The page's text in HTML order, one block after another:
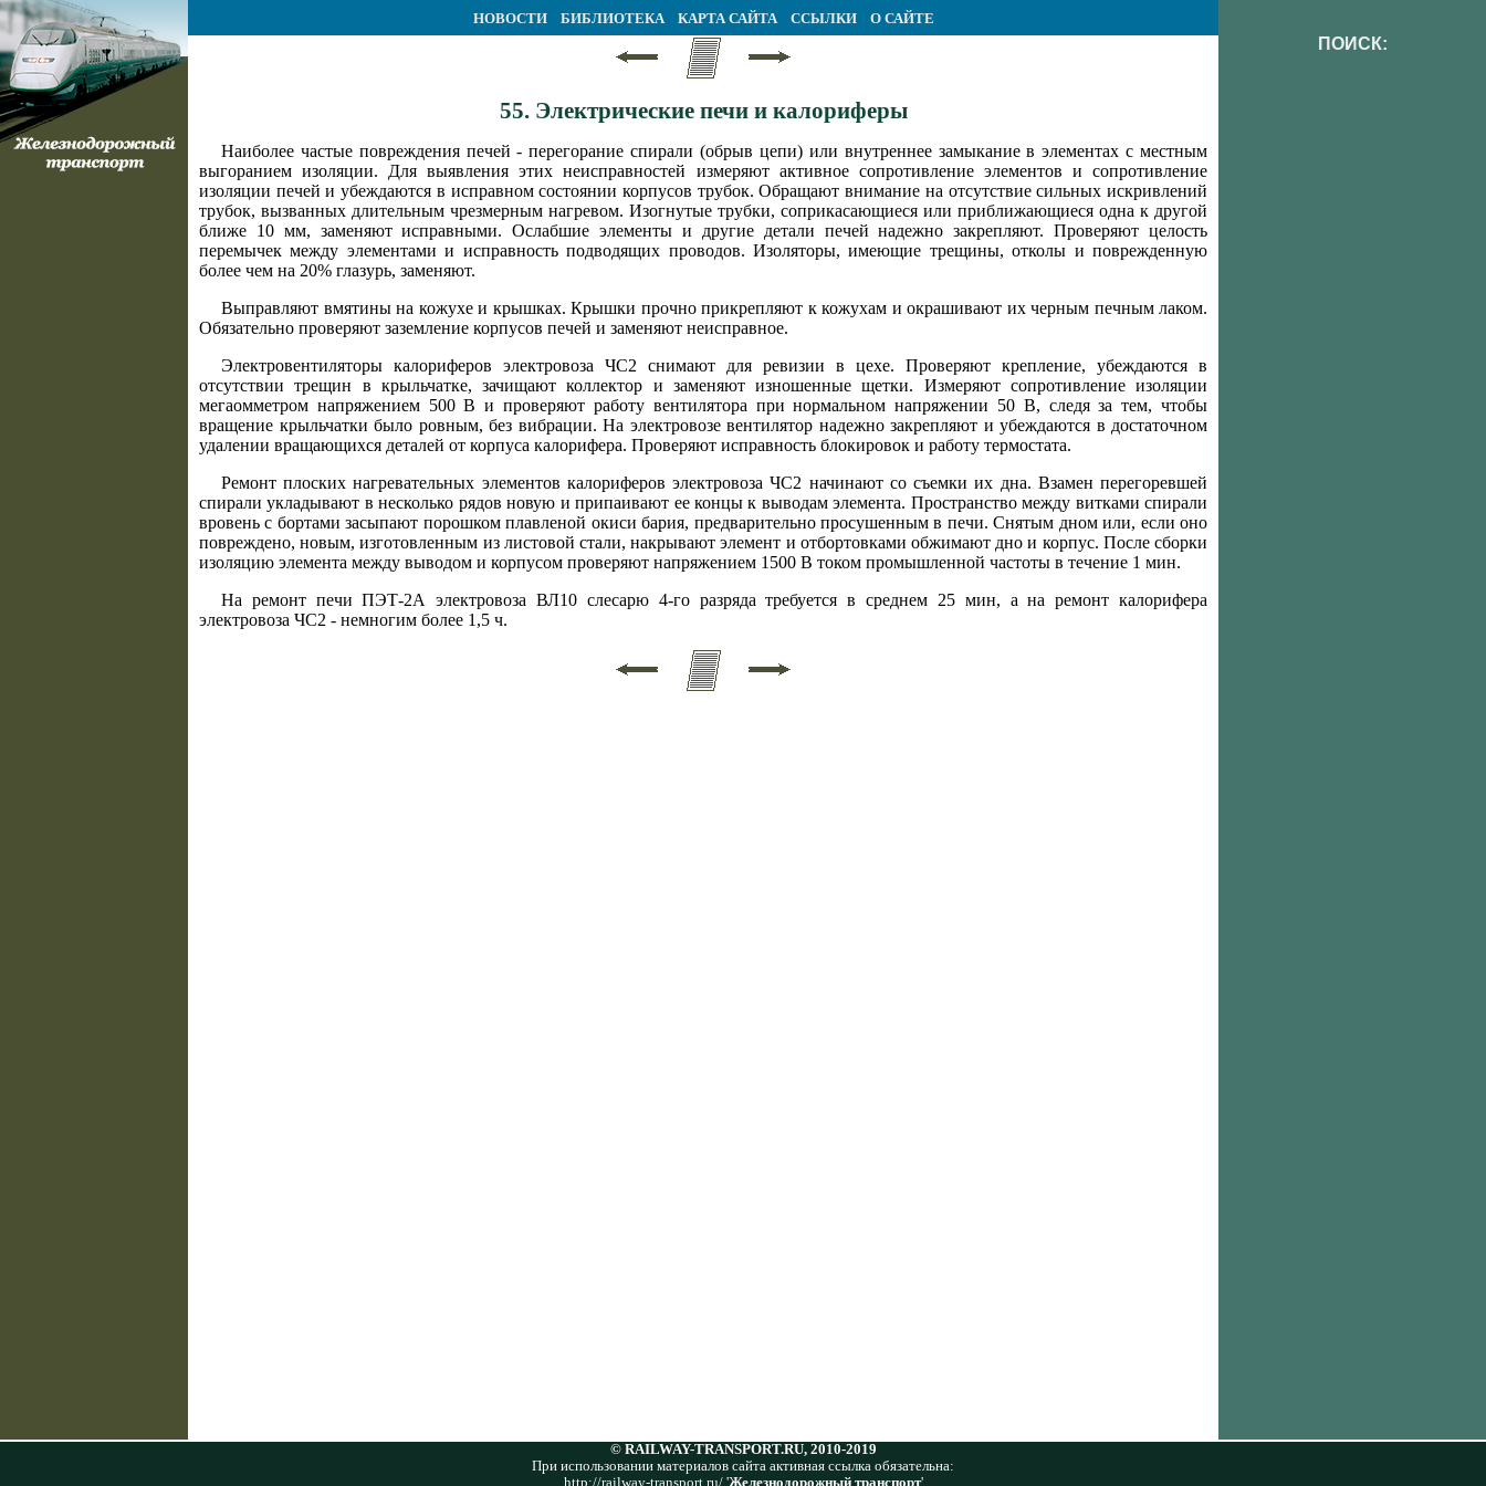
НОВОСТИ БИБЛИОТЕКА КАРТА САЙТА ССЫЛКИ О САЙТЕ
55. Электрические печи и калориферы
Наиболее частые повреждения печей - перегорание спирали (обрыв цепи) или внутреннее замыкание в элементах с местным
выгоранием изоляции. Для выявления этих неисправностей измеряют активное сопротивление элементов и сопротивление
изоляции печей и убеждаются в исправном состоянии корпусов трубок. Обращают внимание на отсутствие сильных искривлений
трубок, вызванных длительным чрезмерным нагревом. Изогнутые трубки, соприкасающиеся или приближающиеся одна к другой
ближе 10 мм, заменяют исправными. Ослабшие элементы и другие детали печей надежно закрепляют. Проверяют целость
перемычек между элементами и исправность подводящих проводов. Изоляторы, имеющие трещины, отколы и поврежденную
более чем на 20% глазурь, заменяют.
Выправляют вмятины на кожухе и крышках. Крышки прочно прикрепляют к кожухам и окрашивают их черным печным лаком.
Обязательно проверяют заземление корпусов печей и заменяют неисправное.
Электровентиляторы калориферов электровоза ЧС2 снимают для ревизии в цехе. Проверяют крепление, убеждаются в
отсутствии трещин в крыльчатке, зачищают коллектор и заменяют изношенные щетки. Измеряют сопротивление изоляции
мегаомметром напряжением 500 В и проверяют работу вентилятора при нормальном напряжении 50 В, следя за тем, чтобы
вращение крыльчатки было ровным, без вибрации. На электровозе вентилятор надежно закрепляют и убеждаются в достаточном
удалении вращающихся деталей от корпуса калорифера. Проверяют исправность блокировок и работу термостата.
Ремонт плоских нагревательных элементов калориферов электровоза ЧС2 начинают со съемки их дна. Взамен перегоревшей
спирали укладывают в несколько рядов новую и припаивают ее концы к выводам элемента. Пространство между витками спирали
вровень с бортами засыпают порошком плавленой окиси бария, предварительно просушенным в печи. Снятым дном или, если оно
повреждено, новым, изготовленным из листовой стали, накрывают элемент и отбортовками обжимают дно и корпус. После сборки
изоляцию элемента между выводом и корпусом проверяют напряжением 1500 В током промышленной частоты в течение 1 мин.
На ремонт печи ПЭТ-2А электровоза ВЛ10 слесарю 4-го разряда требуется в среднем 25 мин, а на ремонт калорифера
электровоза ЧС2 - немногим более 1,5 ч.
ПОИСК:
© RAILWAY-TRANSPORT.RU, 2010-2019
При использовании материалов сайта активная ссылка обязательна:
http://railway-transport.ru/ 'Железнодорожный транспорт'